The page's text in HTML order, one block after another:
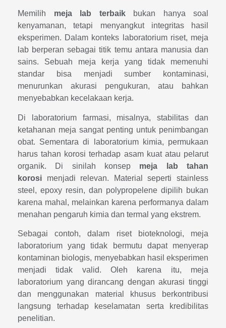
Memilih meja lab terbaikbukan hanya soal
kenyamanan, tetapi menyangkut integritas hasil
eksperimen. Dalam konteks laboratorium riset, meja
lab berperan sebagai titik temu antara manusia dan
sains. Sebuah meja kerja yang tidak memenuhi
standar bisa menjadi sumber kontaminasi,
menurunkan akurasi pengukuran, atau bahkan
menyebabkan kecelakaan kerja.
Di laboratorium farmasi, misalnya, stabilitas dan
ketahanan meja sangat penting untuk penimbangan
obat. Sementara di laboratorium kimia, permukaan
harus tahan korosi terhadap asam kuat atau pelarut
organik. Di sinilah konsep meja lab tahan
korosi menjadi relevan. Material seperti stainless
steel, epoxy resin, dan polypropelene dipilih bukan
karena mahal, melainkan karena performanya dalam
menahan pengaruh kimia dan termal yang ekstrem.
Sebagai contoh, dalam riset bioteknologi, meja
laboratorium yang tidak bermutu dapat menyerap
kontaminan biologis, menyebabkan hasil eksperimen
menjadi tidak valid. Oleh karena itu, meja
laboratorium yang dirancang dengan akurasi tinggi
dan menggunakan material khusus berkontribusi
langsung terhadap keselamatan serta kredibilitas
penelitian.